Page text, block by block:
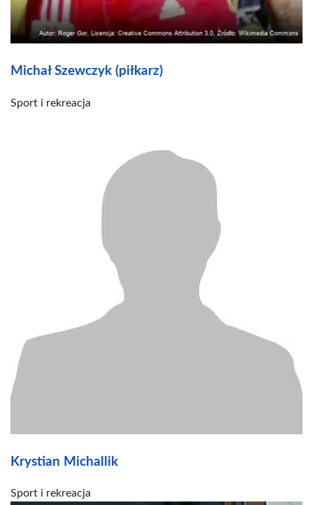
Michał Szewczyk (piłkarz)
Sport i rekreacja
Krystian Michallik
Sport i rekreacja